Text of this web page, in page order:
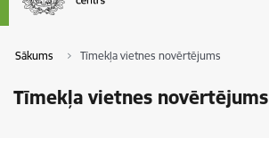
Sākums Tīmekļa vietnes novērtējums
Tīmekļa vietnes novērtējums